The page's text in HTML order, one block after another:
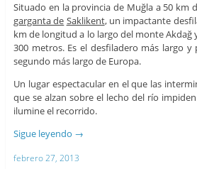
Situado en la provincia de Muğla a 50 km
garganta de Saklikent, un impactante
km de longitud a lo largo del monte
300 metros. Es el desfiladero más largo
segundo más largo de Europa.
Un lugar espectacular en el que las
que se alzan sobre el lecho del río
ilumine el recorrido.
Sigue leyendo →
febrero 27, 2013